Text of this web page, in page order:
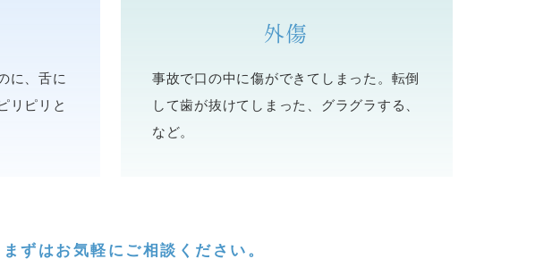
に、舌に
リピリと
外傷
事故で口の中に傷ができてしまった。転倒
して歯が抜けてしまった、グラグラする、
など。
まずはお気軽にご相談ください。